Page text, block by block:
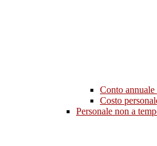
Conto annuale
Costo
Personale non a